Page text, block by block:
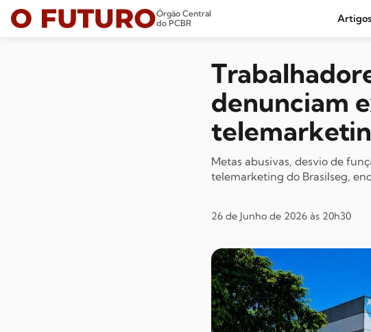
Órgão Central
do PCBR
Artigos
denunciam
Metas abusivas, desvio de
telemarketing do Brasilseg,
26 de Junho de 2026 às 20h30